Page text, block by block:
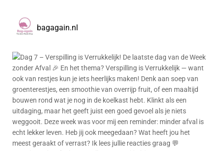
bagagain.nl